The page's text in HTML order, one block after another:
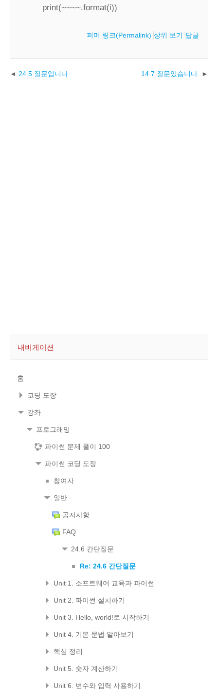
print(~~~~.format(i))
퍼머 링크(Permalink) 상위 보기 답글
24.5 질문입니다 14.7 질문있습니다.
내비게이션
홈
코딩 도장
강좌
프로그래밍
파이썬 문제 풀이 100
파이썬 코딩 도장
참여자
일반
공지사항
FAQ
24.6 간단질문
Re: 24.6 간단질문
Unit 1. 소프트웨어 교육과 파이썬
Unit 2. 파이썬 설치하기
Unit 3. Hello, world!로 시작하기
Unit 4. 기본 문법 알아보기
핵심 정리
Unit 5. 숫자 계산하기
Unit 6. 변수와 입력 사용하기